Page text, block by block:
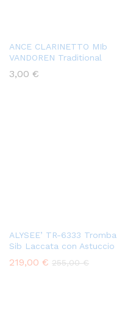
ANCE CLARINETTO MIb
VANDOREN Traditional
3,00 €
ALYSEE’ TR-6333 Tromba
Sib Laccata con Astuccio
219,00 € 255,00€